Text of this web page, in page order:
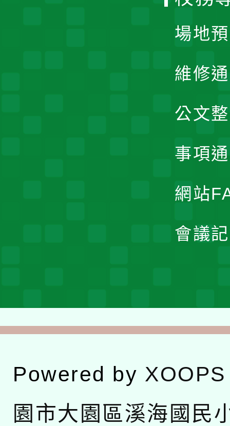
場地
維修
公文
事項
網站
會議
Powered by XOOPS
園市大園區溪海國民